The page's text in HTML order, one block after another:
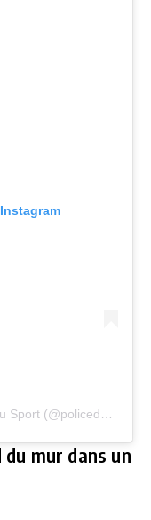
Une publication partagée par Police Du Sport (@policedusportofficiel)
du mur dans un